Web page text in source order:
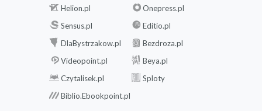
Helion.pl
Onepress.pl
Sensus.pl
Editio.pl
DlaBystrzakow.pl
Bezdroza.pl
Videopoint.pl
Beya.pl
Czytalisek.pl
Sploty
Biblio.Ebookpoint.pl